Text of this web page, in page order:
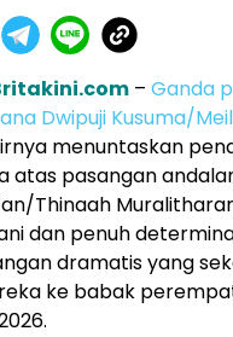
– Ganda
Dwipuji Kusuma/
menuntaskan
atas pasangan
Thinaah
dan penuh
dramatis yang
ke babak